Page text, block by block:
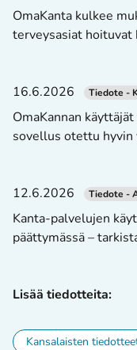
OmaKanta kulkee
terveysasiat
16.6.2026 Tiedote -
OmaKannan
sovellus otettu hyvin
12.6.2026 Tiedote -
Kanta-palvelujen
päättymässä –
Lisää tiedotteita:
Kansalaisten